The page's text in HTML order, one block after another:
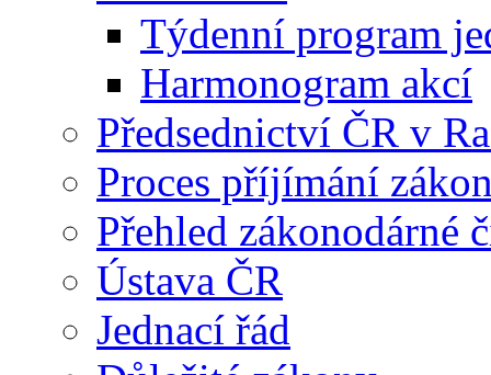
Týdenní program
Harmonogram akcí
Předsednictví ČR v
Proces příjímání
Přehled zákonodárné
Ústava ČR
Jednací řád